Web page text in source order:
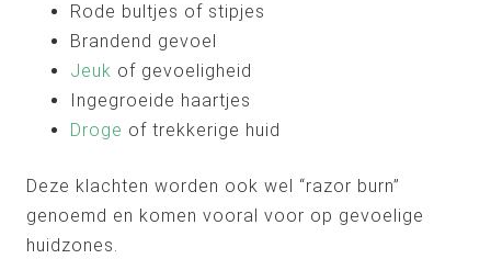
Rode bultjes of stipjes
Brandend gevoel
Jeuk of gevoeligheid
Ingegroeide haartjes
Droge of trekkerige huid
Deze klachten worden ook wel “razor burn”
genoemd en komen vooral voor op gevoelige
huidzones.